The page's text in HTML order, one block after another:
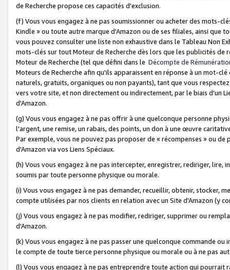
de Recherche propose ces capacités d'exclusion.
(f) Vous vous engagez à ne pas soumissionner ou acheter des mots-
Kindle » ou toute autre marque d'Amazon ou de ses filiales, ainsi que
vous pouvez consulter une liste non exhaustive dans le Tableau Non
mots-clés sur tout Moteur de Recherche dès lors que les publicités de
Moteur de Recherche (tel que défini dans le Décompte de
Moteurs de Recherche afin qu'ils apparaissent en réponse à un mot-
naturels, gratuits, organiques ou non payants), tant que vous
vers votre site, et non directement ou indirectement, par le biais d'un
d'Amazon.
(g) Vous vous engagez à ne pas offrir à une quelconque personne
l'argent, une remise, un rabais, des points, un don à une œuvre
Par exemple, vous ne pouvez pas proposer de « récompenses » ou
d'Amazon via vos Liens Spéciaux.
(h) Vous vous engagez à ne pas intercepter, enregistrer, rediriger,
soumis par toute personne physique ou morale.
(i) Vous vous engagez à ne pas demander, recueillir, obtenir, stocker,
compte utilisées par nos clients en relation avec un Site d'Amazon (y
(j) Vous vous engagez à ne pas modifier, rediriger, supprimer ou
d'Amazon.
(k) Vous vous engagez à ne pas passer une quelconque commande
le compte de toute tierce personne physique ou morale ou à ne pas
(l) Vous vous engagez à ne pas entreprendre toute action qui